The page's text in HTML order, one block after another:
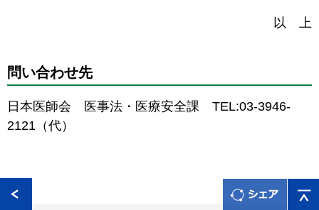
以 上
問い合わせ先
日本医師会 医事法・医療安全課 TEL:03-3946-
2121（代）